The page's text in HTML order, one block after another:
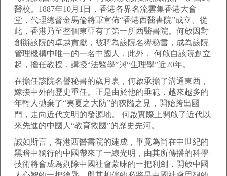
醫校。1887年10月1日，香港各界名流雲集香港大會
堂，代理總督金馬倫將軍宣佈“香港西醫書院”成立。從
此，香港乃至整個東亞有了第一所西醫書院。何啟因對
創辦該院的卓越貢獻，被聘為該院名譽秘書，成為該院
管理機構中唯一的一名中國人，此外， 何啟自該院創立
起，擔任教授，講授“法醫學”與“生理學”近20年。
在擔任該院名譽秘書的歲月裏，何啟承擔了溝通東西，
嫁接中外的歷史重任。正是由於他的垂範，越來越多的
年輕人拋棄了“夷夏之大防”的狹隘之見，開始跨出國
門，走向近代文明的發源地。 何啟實際上開啟了近代以
來先進的中國人“教育救國”的歷史先河。
誠如斯言，香港西醫書院的建成，畢竟為尚在中世紀的
黑暗中獨行的中國帶來了一線光明，由其所傳播的科學
技術將會成為剔除中國社會蒙昧的一把利劍，開啟中國